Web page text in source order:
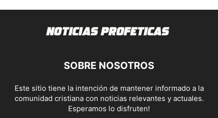
SOBRE NOSOTROS
Este sitio tiene la intención de mantener informado a la
comunidad cristiana con noticias relevantes y actuales.
Esperamos lo disfruten!